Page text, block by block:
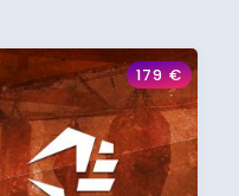
179€